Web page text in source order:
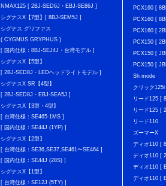
NMAX125 [ 2BJ-SED6J・EBJ-SE86J ]
シグナスX【7型】[ 8BJ-SEM5J ]
シグナス グリファス
( CYGNUS GRYPHUS )
[ 国内仕様：8BJ-SEJ4J・台湾モデル ]
シグナスX【5型】
[ 2BJ-SED8J・LEDヘッドライトモデル ]
シグナスX SR【4型】
[ 2BJ-SED8J・EBJ-SEA5J ]
シグナスX【3型・4型】
[ 台湾仕様：SE465-1MS ]
[ 国内仕様：SE44J (1YP) ]
シグナスX【2型】
[ 台湾仕様：SE36,SE37,SE461〜SE464 ]
[ 国内仕様：SE44J (28S) ]
シグナスX【1型】
[ 台湾仕様：SE12J (5TY) ]
PCX160 [
PCX160 [
PCX160 [
PCX150 [
PCX150 [
PCX150 [
Sh mode
クリック
リード125 [
リード125 [
リード110
ズーマーX
ディオ110 [
ディオ110 [
ディオ110 [
ディオ110 [